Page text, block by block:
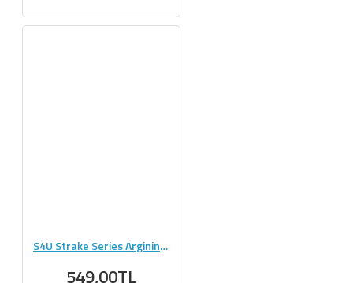
S4U Strake Series Arginine Aromasız 300g - Saf Performans
549,00TL